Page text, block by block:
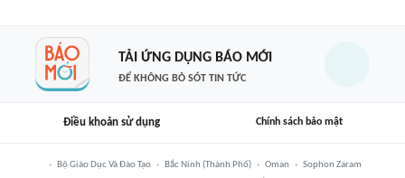
TẢI ỨNG DỤNG BÁO MỚI
ĐỂ KHÔNG BỎ SÓT TIN TỨC
Điều khoản sử dụng Chính sách bảo mật
Bộ Giáo Dục Và Đào Tạo Bắc Ninh (thành Phố) Oman
Sophon Zaram